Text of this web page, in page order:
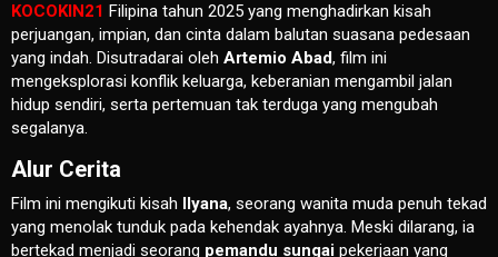
KOCOKIN21 Filipina tahun 2025 yang menghadirkan kisah
perjuangan, impian, dan cinta dalam balutan suasana pedesaan
yang indah. Disutradarai oleh Artemio Abad, film ini
mengeksplorasi konflik keluarga, keberanian mengambil jalan
hidup sendiri, serta pertemuan tak terduga yang mengubah
segalanya.
Alur Cerita
Film ini mengikuti kisah Ilyana, seorang wanita muda penuh tekad
yang menolak tunduk pada kehendak ayahnya. Meski dilarang, ia
bertekad menjadi seorang pemandu sungai pekerjaan yang